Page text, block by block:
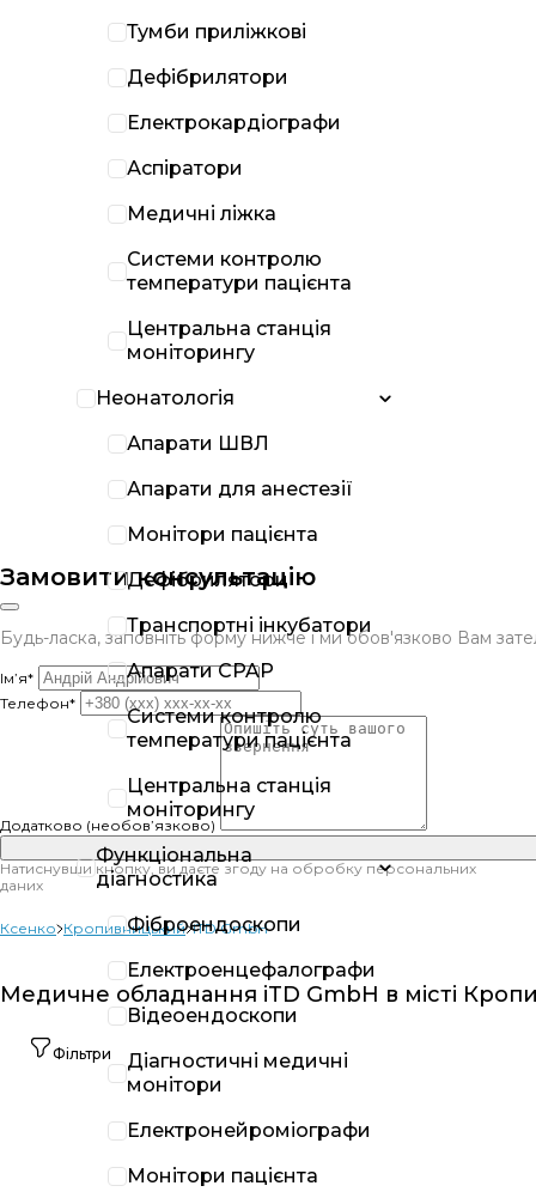
Замовити консультацію
Будь-ласка, заповніть форму нижче і ми обов'язково Вам
Ім’я*
Телефон*
Додатково (необов’язково)
Натиснувши кнопку, ви даєте згоду на обробку персональних
даних
Ксенко Кропивницький iTD GmbH
Медичне обладнання iTD GmbH в місті
Фільтри
Тумби приліжкові
Дефібрилятори
Електрокардіографи
Аспіратори
Медичні ліжка
Системи контролю
температури пацієнта
Центральна станція
моніторингу
Неонатологія
Апарати ШВЛ
Апарати для анестезії
Монітори пацієнта
Дефібрилятори
Транспортні інкубатори
Апарати CPAP
Системи контролю
температури пацієнта
Центральна станція
моніторингу
Функціональна
діагностика
Фіброендоскопи
Електроенцефалографи
Відеоендоскопи
Діагностичні медичні
монітори
Електронейроміографи
Монітори пацієнта